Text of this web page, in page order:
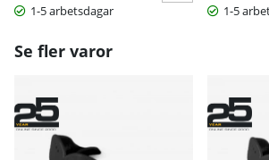
1-5 arbetsdagar
1-5
Se fler varor